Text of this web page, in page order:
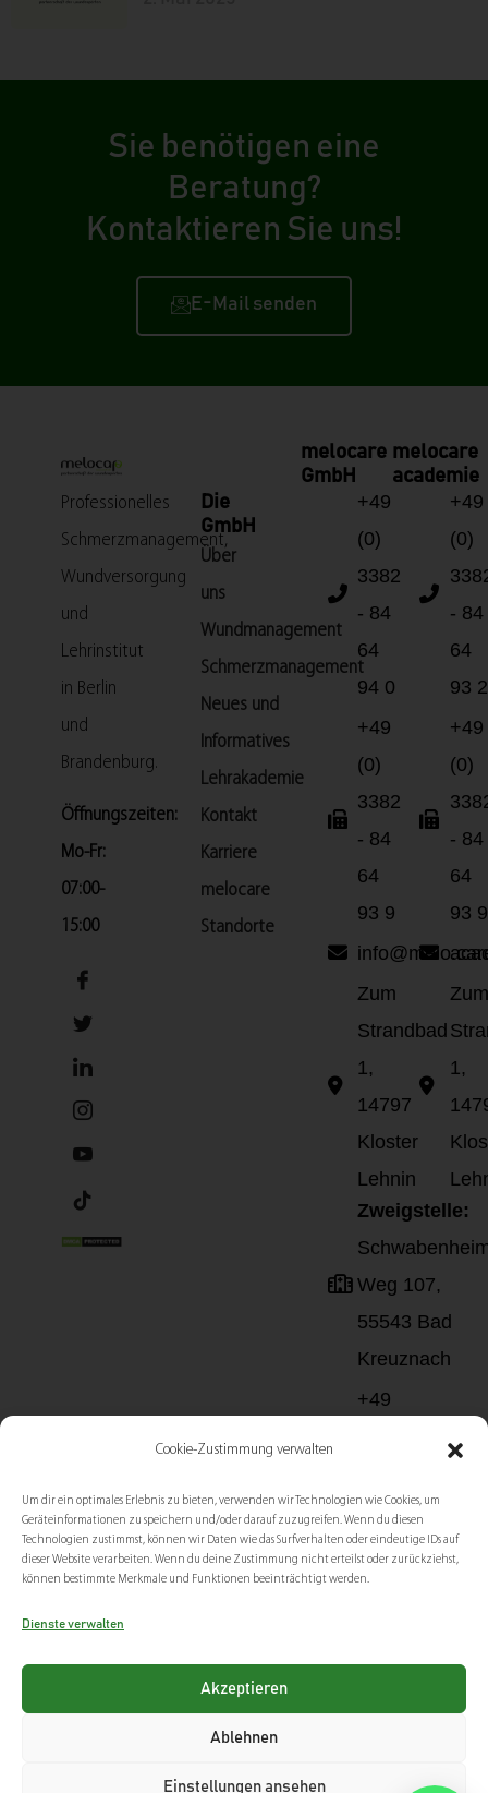
Cookie-Zustimmung verwalten
Um dir ein optimales Erlebnis zu bieten, verwenden wir Technologien wie Cookies, um
Geräteinformationen zu speichern und/oder darauf zuzugreifen. Wenn du diesen
Technologien zustimmst, können wir Daten wie das Surfverhalten oder eindeutige IDs auf
dieser Website verarbeiten. Wenn du deine Zustimmung nicht erteilst oder zurückziehst,
können bestimmte Merkmale und Funktionen beeinträchtigt werden.
Dienste verwalten
Akzeptieren
Ablehnen
Einstellungen ansehen
Sie benötigen eine
Beratung?
Kontaktieren Sie uns!
E-Mail senden
Professionelles
Schmerzmanagement,
Wundversorgung
und
Lehrinstitut
in Berlin
und
Brandenburg.
Öffnungszeiten:
Mo-Fr:
07:00-
15:00
Die
GmbH
Über
uns
Wundmanagement
Schmerzmanagement
Neues und
Informatives
Lehrakademie
Kontakt
Karriere
melocare
Standorte
melocare
GmbH
+49
(0)
3382
- 84
64
94 0
+49
(0)
3382
- 84
64
93 9
Zum
Strandbad
1,
14797
Kloster
Lehnin
Zweigstelle:
Weg 107,
55543 Bad
Kreuznach
+49
-
202
999
bad-
melocare
academie
+49
(0)
- 84
64
93 2
+49
(0)
- 84
64
93 9
Zum
1,
DatenschutzAGBLieferbedingungen